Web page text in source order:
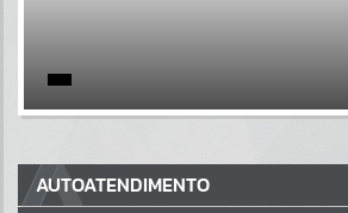
Por favor, aguarde...
GALERIAS
AUTOATENDIMENTO